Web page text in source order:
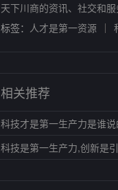
天下川商的资讯、社交和
标签： 人才是第一资源
相关推荐
科技才是第一生产力是谁说
科技是第一生产力,创新是